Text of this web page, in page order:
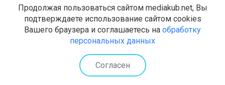
Продолжая пользоваться сайтом mediakub.net, Вы
подтверждаете использование сайтом cookies
Вашего браузера и соглашаетесь на обработку
персональных данных
Согласен